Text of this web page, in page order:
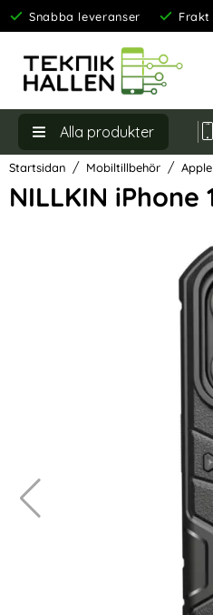
Snabba leveranser Frakt
Alla produkter
Startsidan Mobiltillbehör Apple
NILLKIN
Hoppa
över